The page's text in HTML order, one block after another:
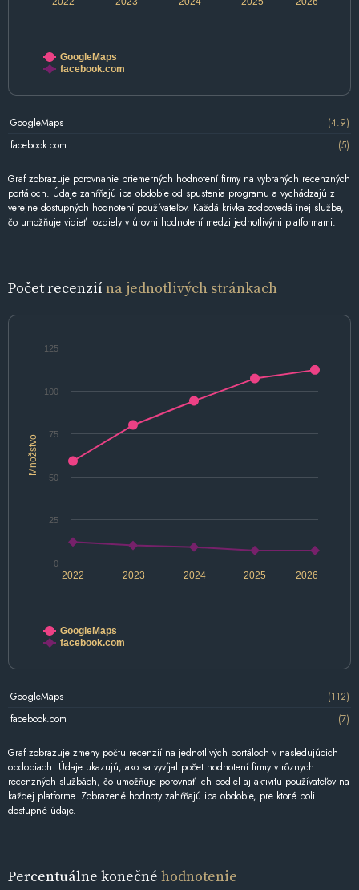
GoogleMaps
facebook.com
GoogleMaps
(4.9)
facebook.com
(5)
Graf zobrazuje porovnanie priemerných hodnotení firmy na vybraných recenzných
portáloch. Údaje zahŕňajú iba obdobie od spustenia programu a vychádzajú z
verejne dostupných hodnotení používateľov. Každá krivka zodpovedá inej službe,
čo umožňuje vidieť rozdiely v úrovni hodnotení medzi jednotlivými platformami.
Počet recenziína jednotlivých stránkach
Množstvo
2022 2024 2026
2023 2025
0
25
50
75
100
125
GoogleMaps
facebook.com
GoogleMaps
(112)
facebook.com
(7)
Graf zobrazuje zmeny počtu recenzií na jednotlivých portáloch v nasledujúcich
obdobiach. Údaje ukazujú, ako sa vyvíjal počet hodnotení firmy v rôznych
recenzných službách, čo umožňuje porovnať ich podiel aj aktivitu používateľov na
každej platforme. Zobrazené hodnoty zahŕňajú iba obdobie, pre ktoré boli
dostupné údaje.
Percentuálne konečné hodnotenie